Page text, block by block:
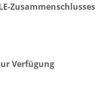
Zusammenschlusses
Verfügung